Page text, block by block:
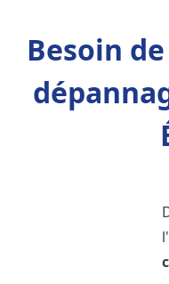
Besoin
l'